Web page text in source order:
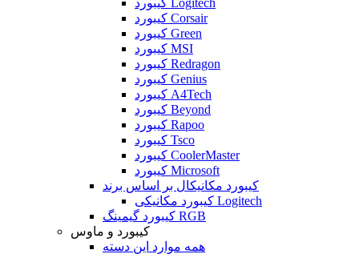
کیبورد Logitech
کیبورد Corsair
کیبورد Green
کیبورد MSI
کیبورد Redragon
کیبورد Genius
کیبورد A4Tech
کیبورد Beyond
کیبورد Rapoo
کیبورد Tsco
کیبورد CoolerMaster
کیبورد Microsoft
کیبورد مکانیکال بر اساس برند
کیبورد مکانیکی Logitech
کیبورد گیمینگ RGB
کیبورد و ماوس
همه موارد این دسته